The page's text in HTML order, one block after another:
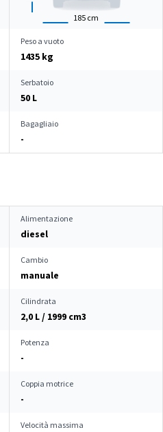
185 cm
Peso a vuoto
1435 kg
Serbatoio
50 L
Bagagliaio
-
Alimentazione
diesel
Cambio
manuale
Cilindrata
2,0 L / 1999 cm3
Potenza
-
Coppia motrice
-
Velocità massima